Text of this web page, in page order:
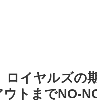
ロイヤルズ
トまでNO-